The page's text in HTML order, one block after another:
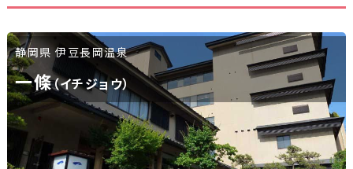
静岡県 伊豆長岡温泉
一條（イチジョウ）